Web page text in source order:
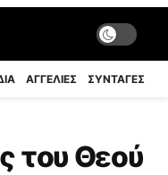
ΑΓΓΕΛΙΕΣ ΣΥΝΤΑΓΈΣ
του Θεού